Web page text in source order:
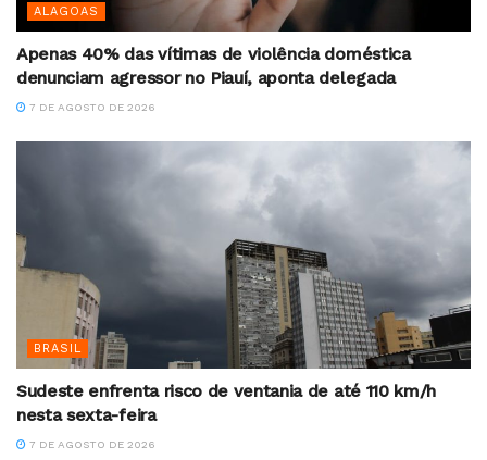
ALAGOAS
Apenas 40% das vítimas de violência doméstica
denunciam agressor no Piauí, aponta delegada
7 DE AGOSTO DE 2026
BRASIL
Sudeste enfrenta risco de ventania de até 110 km/h
nesta sexta-feira
7 DE AGOSTO DE 2026